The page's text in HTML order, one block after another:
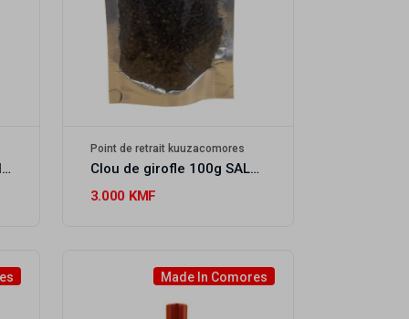
Msindzanou 20g SALSABIL ART
Point de retrait kuuzacomores
Clou de girofle 100g SALSABIL ART
3.000 KMF
Made In Comores